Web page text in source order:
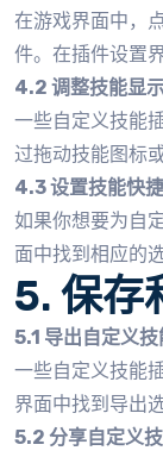
在游戏界面中，
件。在插件设置
4.2 调整技能显
一些自定义技能
过拖动技能图标
4.3 设置技能快
如果你想要为自
面中找到相应的
5. 保存
5.1 导出自定义
一些自定义技能
界面中找到导出
5.2 分享自定义